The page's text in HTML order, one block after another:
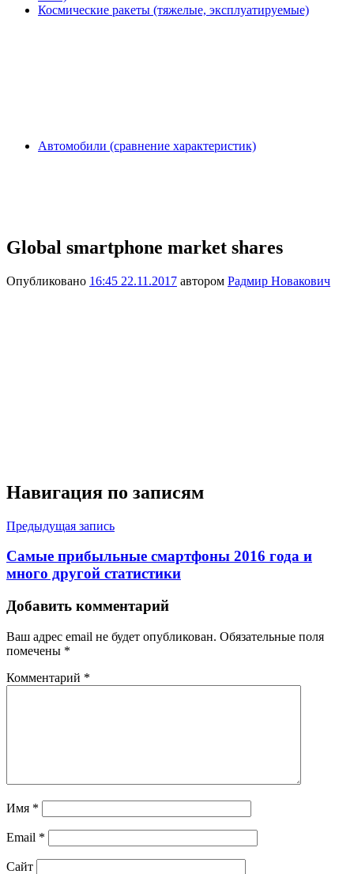
Космические ракеты (тяжелые, эксплуатируемые)
Автомобили (сравнение характеристик)
Global smartphone market shares
Опубликовано 16:45 22.11.2017 автором Радмир Новакович
Навигация по записям
Предыдущая запись
Самые прибыльные смартфоны 2016 года и
много другой статистики
Добавить комментарий
Ваш адрес email не будет опубликован. Обязательные поля
помечены *
Комментарий *
Имя *
Email *
Сайт